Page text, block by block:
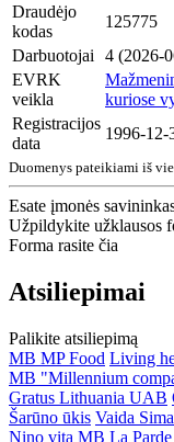
Draudėjo
kodas
125775
Darbuotojai
4 (2026-
EVRK
veikla
kuriose
Registracijos
data
1996-12-
Duomenys pateikiami iš
Esate įmonės
Užpildykite užklausos
Forma rasite čia
Atsiliepimai
Palikite atsiliepimą
MB MP Food Living
MB "Millennium
Gratus Lithuania UAB
Šarūno ūkis Vaida
Nino vita MB La Parde